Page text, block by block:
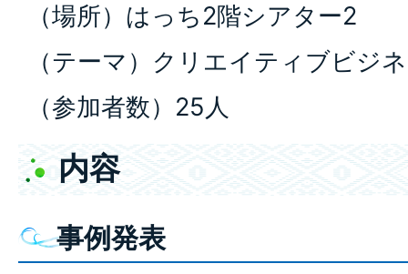
（場所）はっち2階シアター2
（テーマ）クリエイティブビジ
（参加者数）25人
内容
事例発表